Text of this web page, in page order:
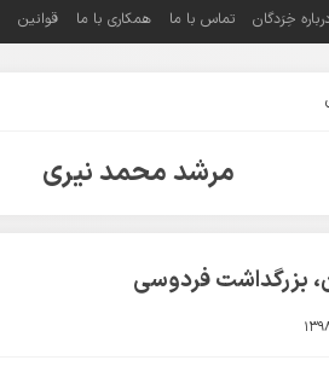
مرشد محمد نیری
بزرگداشت فردوسی
خِرَدگان تماس با ما همکاری با ما قوانین